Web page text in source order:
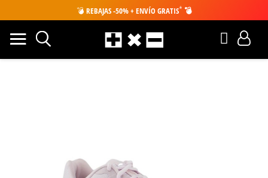
💣 REBAJAS -50% + ENVÍO GRATIS* 💣